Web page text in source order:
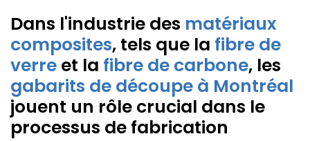
Dans l'industrie des matériaux
composites, tels que la fibre de
verre et la fibre de carbone, les
gabarits de découpe à Montréal
jouent un rôle crucial dans le
processus de fabrication